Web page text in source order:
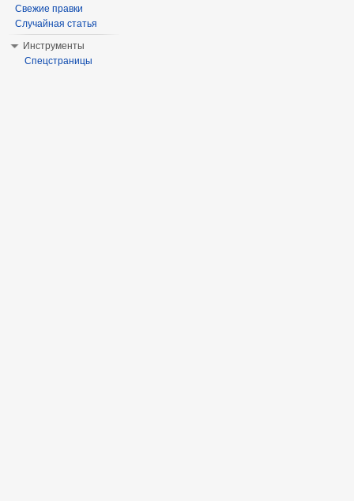
Свежие правки
Случайная статья
Инструменты
Спецстраницы